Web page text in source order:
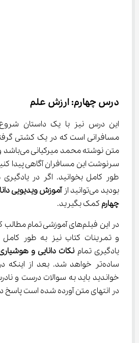
درس چهارم: ارزش علم
این درس نیز با یک داستان
مسافرانی است که در یک کشتی
متن نوشته
سرنوشت این مسافران آگاهی پیدا
طور کامل بخوانید. اگر در
بودید می‌توانید از
آموزش ویدیویی
چهارم کمک بگیرید.
در این فیلم‌های آموزشی تمام
و تمرینات کتاب نیز به طور
یادگیری تمام نکات دانایی و
ساده‌تر خواهد شد. بعد از
خواندید باید به سوالات درست و
در انتهای متن آورده شده است پاسخ